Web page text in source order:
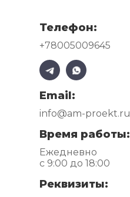
Телефон:
+78005009645
Email:
info@am-proekt.ru
Время работы:
Ежедневно
с 9:00 до 18:00
Реквизиты: